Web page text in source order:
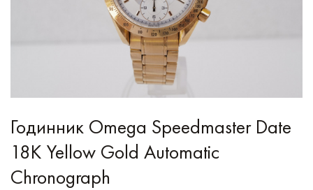
Годинник Omega Speedmaster Date
18K Yellow Gold Automatic
Chronograph